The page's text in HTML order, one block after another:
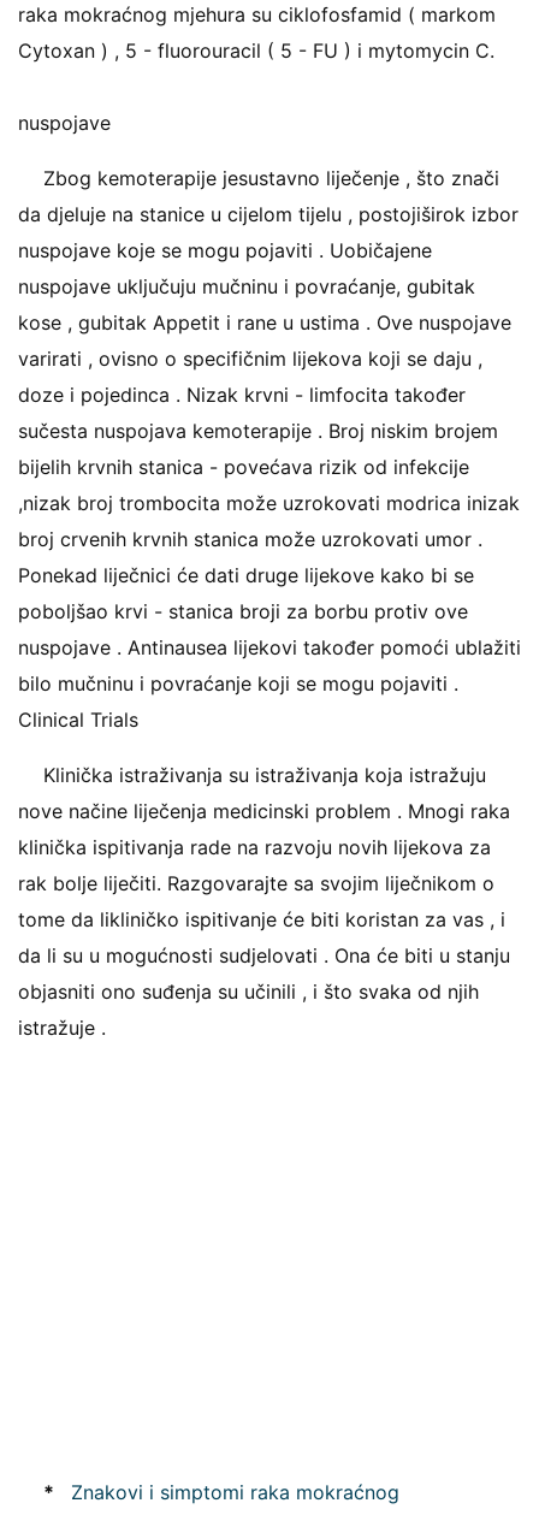
raka mokraćnog mjehura su ciklofosfamid ( markom
Cytoxan ) , 5 - fluorouracil ( 5 - FU ) i mytomycin C.
nuspojave
Zbog kemoterapije jesustavno liječenje , što znači
da djeluje na stanice u cijelom tijelu , postojiširok izbor
nuspojave koje se mogu pojaviti . Uobičajene
nuspojave uključuju mučninu i povraćanje, gubitak
kose , gubitak Appetit i rane u ustima . Ove nuspojave
varirati , ovisno o specifičnim lijekova koji se daju ,
doze i pojedinca . Nizak krvni - limfocita također
sučesta nuspojava kemoterapije . Broj niskim brojem
bijelih krvnih stanica - povećava rizik od infekcije
,nizak broj trombocita može uzrokovati modrica inizak
broj crvenih krvnih stanica može uzrokovati umor .
Ponekad liječnici će dati druge lijekove kako bi se
poboljšao krvi - stanica broji za borbu protiv ove
nuspojave . Antinausea lijekovi također pomoći ublažiti
bilo mučninu i povraćanje koji se mogu pojaviti .
Clinical Trials
Klinička istraživanja su istraživanja koja istražuju
nove načine liječenja medicinski problem . Mnogi raka
klinička ispitivanja rade na razvoju novih lijekova za
rak bolje liječiti. Razgovarajte sa svojim liječnikom o
tome da likliničko ispitivanje će biti koristan za vas , i
da li su u mogućnosti sudjelovati . Ona će biti u stanju
objasniti ono suđenja su učinili , i što svaka od njih
istražuje .
*
Znakovi i simptomi raka mokraćnog